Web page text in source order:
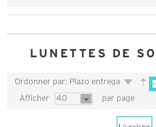
LUNETTES DE
Ordonner par: Plazo entrega
Afficher 40 par page